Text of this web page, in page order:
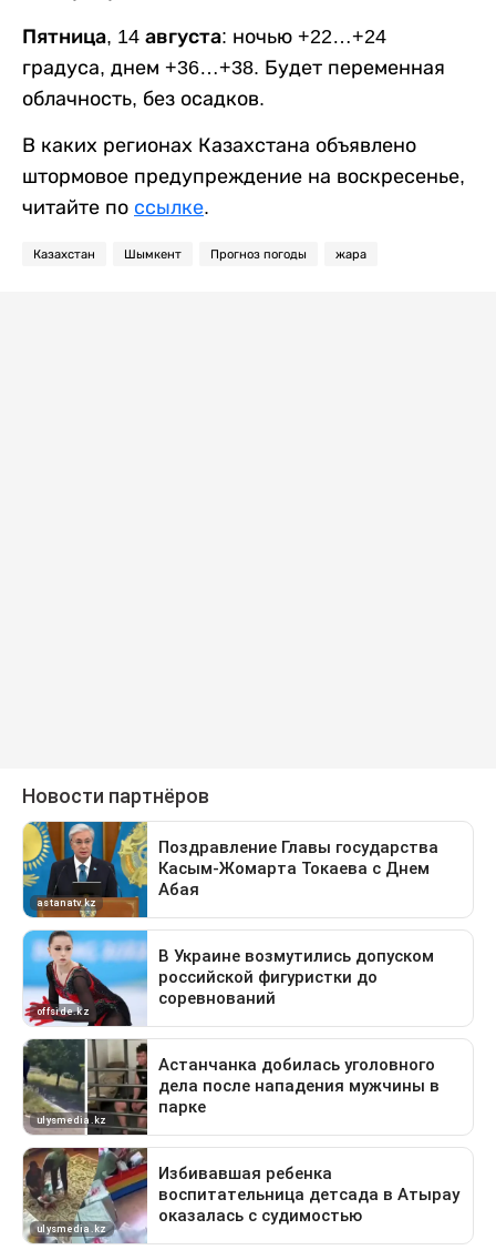
Пятница, 14 августа: ночью +22…+24
градуса, днем +36…+38. Будет переменная
облачность, без осадков.
В каких регионах Казахстана объявлено
штормовое предупреждение на воскресенье,
читайте по ссылке.
Казахстан Шымкент Прогноз погоды жара